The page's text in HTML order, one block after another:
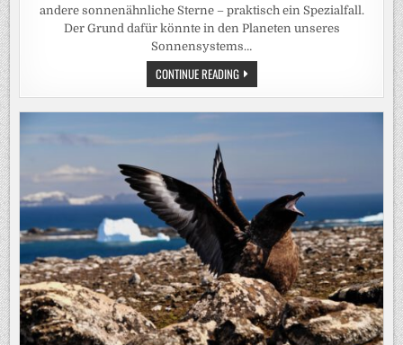
andere sonnenähnliche Sterne – praktisch ein Spezialfall.
Der Grund dafür könnte in den Planeten unseres
Sonnensystems…
CONTINUE READINGDÄMPFER
FÜR
DIE